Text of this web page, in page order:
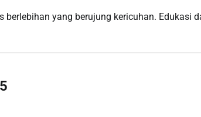
yang berujung kericuhan. Edukasi